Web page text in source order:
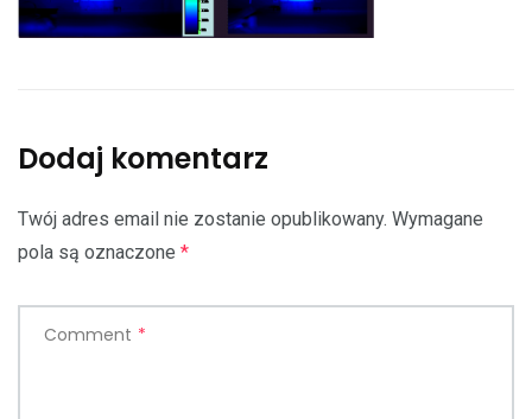
Dodaj komentarz
Twój adres email nie zostanie opublikowany. Wymagane
pola są oznaczone *
Comment *